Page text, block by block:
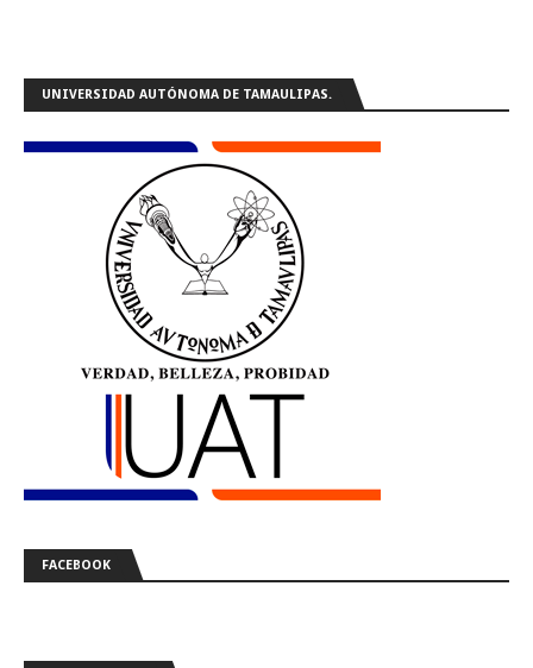
UNIVERSIDAD AUTÓNOMA DE TAMAULIPAS.
FACEBOOK